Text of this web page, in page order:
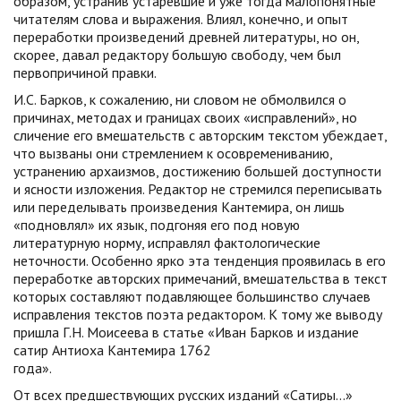
читателям слова и выражения. Влиял, конечно, и опыт
переработки произведений древней литературы, но он,
скорее, давал редактору большую свободу, чем был
первопричиной правки.
И.С. Барков, к сожалению, ни словом не обмолвился о
причинах, методах и границах своих «исправлений», но
сличение его вмешательств с авторским текстом убеждает,
что вызваны они стремлением к осовремениванию,
устранению архаизмов, достижению большей доступности
и ясности изложения. Редактор не стремился переписывать
или переделывать произведения Кантемира, он лишь
«подновлял» их язык, подгоняя его под новую
литературную норму, исправлял фактологические
неточности. Особенно ярко эта тенденция проявилась в его
переработке авторских примечаний, вмешательства в текст
которых составляют подавляющее большинство случаев
исправления текстов поэта редактором. К тому же выводу
пришла Г.Н. Моисеева в статье «Иван Барков и издание
сатир Антиоха Кантемира 1762
года».
От всех предшествующих русских изданий «Сатиры...»